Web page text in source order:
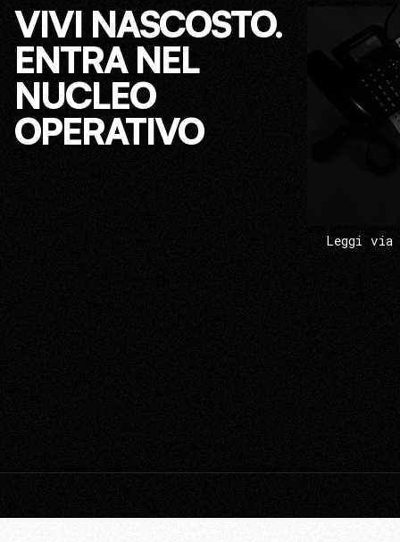
VIVI NASCOSTO.
ENTRA NEL
NUCLEO
OPERATIVO
Leggi via